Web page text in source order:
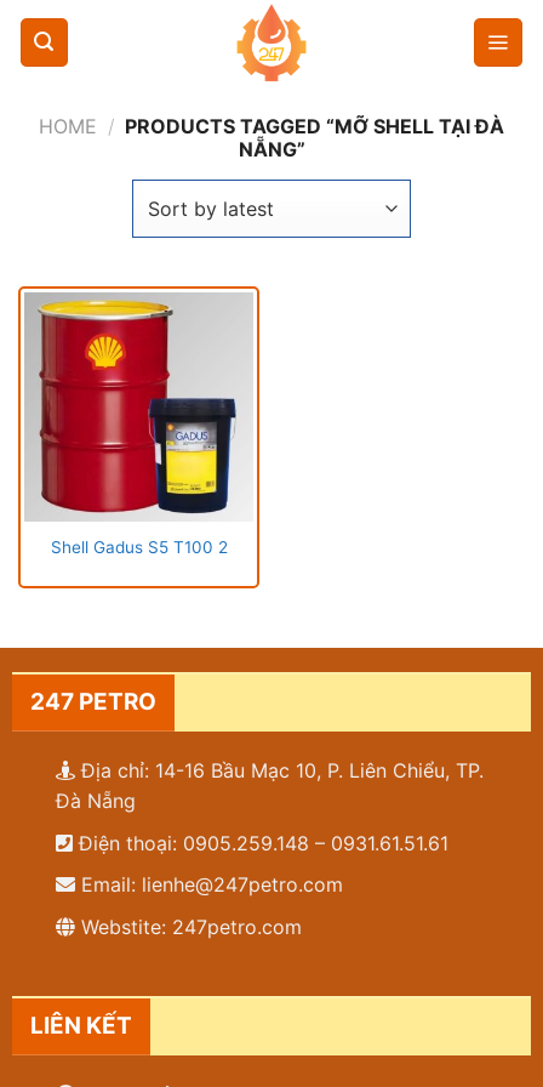
Chuyển
nội
HOME / PRODUCTS TAGGED “MỠ SHELL TẠI ĐÀ
NẴNG”
Shell Gadus S5 T100 2
247 PETRO
Địa chỉ: 14-16 Bầu Mạc 10, P. Liên Chiểu, TP.
Đà Nẵng
Điện thoại: 0905.259.148 – 0931.61.51.61
Email: lienhe@247petro.com
Webstite: 247petro.com
LIÊN KẾT